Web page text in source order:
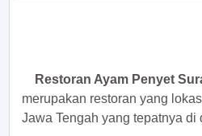
Restoran Ayam Penyet
merupakan restoran yang
Jawa Tengah yang tepatnya di